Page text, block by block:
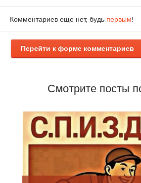
Комментариев еще нет, будь первым!
Перейти к форме комментариев
Смотрите посты